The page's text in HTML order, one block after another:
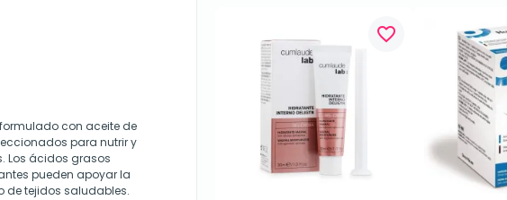
con aceite de
para nutrir y
Los ácidos grasos
pueden apoyar la
de tejidos saludables.
favorite_border